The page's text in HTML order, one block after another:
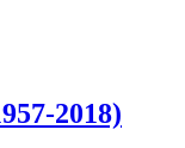
2018)